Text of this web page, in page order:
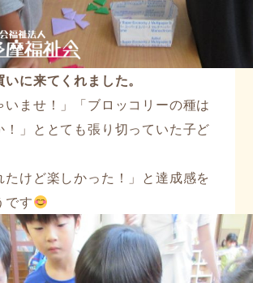
いに来てくれました。
いませ！」「ブロッコリーの種は
！」ととても張り切っていた子ど
たけど楽しかった！」と達成感を
です